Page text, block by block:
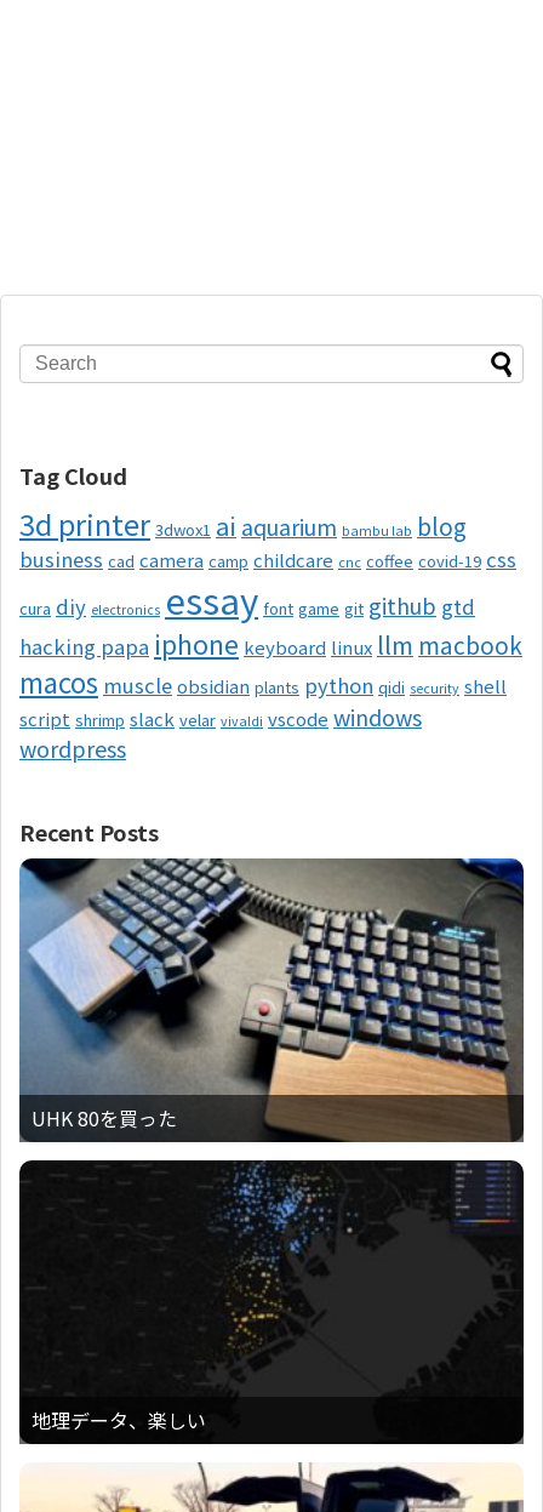
Tag Cloud
3d printer 3dwox1 ai aquarium bambu lab blog
business cad camera camp childcare cnc coffee covid-19 css
cura diy electronics essay font game git github gtd
hacking papa iphone keyboard linux llm macbook
macos muscleobsidian plants python qidi security shell
script shrimp slack velar vivaldi vscode windows
wordpress
Recent Posts
UHK 80を買った
地理データ、楽しい